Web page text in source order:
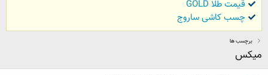
قیمت طلا GOLD
چسب کاشی ساروج
برچسب ها
میکس